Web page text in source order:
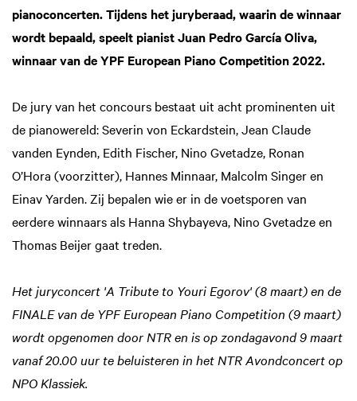
pianoconcerten. Tijdens het juryberaad, waarin de winnaar
wordt bepaald, speelt pianist Juan Pedro García Oliva,
winnaar van de YPF European Piano Competition 2022.
De jury van het concours bestaat uit acht prominenten uit
de pianowereld: Severin von Eckardstein, Jean Claude
vanden Eynden, Edith Fischer, Nino Gvetadze, Ronan
O’Hora (voorzitter), Hannes Minnaar, Malcolm Singer en
Einav Yarden. Zij bepalen wie er in de voetsporen van
eerdere winnaars als Hanna Shybayeva, Nino Gvetadze en
Thomas Beijer gaat treden.
Het juryconcert 'A Tribute to Youri Egorov' (8 maart) en de
FINALE van de YPF European Piano Competition (9 maart)
wordt opgenomen door NTR en is op zondagavond 9 maart
vanaf 20.00 uur te beluisteren in het NTR Avondconcert op
NPO Klassiek.